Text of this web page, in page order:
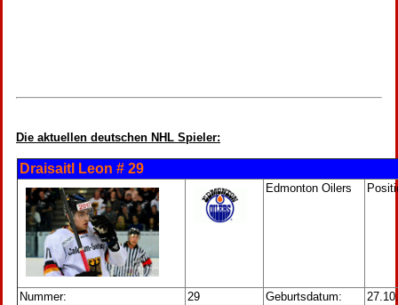
Die aktuellen deutschen NHL Spieler:
Draisaitl Leon # 29
Edmonton Oilers
Nummer: 29 Geburtsdatum: